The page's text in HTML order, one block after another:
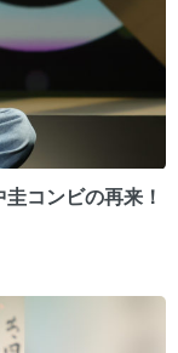
コンビの再来！